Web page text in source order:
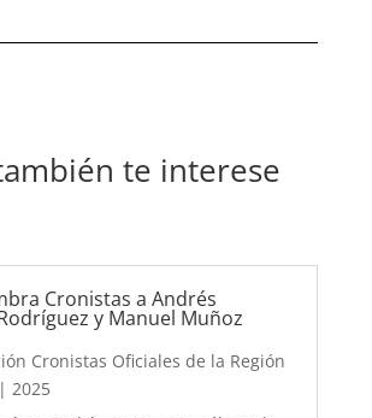
te interese
Cronistas a Andrés
y Manuel Muñoz
Cronistas Oficiales de la Región
| 2025